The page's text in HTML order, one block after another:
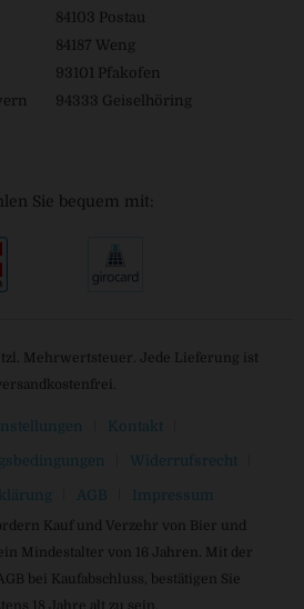
84103 Postau
84187 Weng
93101 Pfakofen
94333 Geiselhöring
Sie bequem mit:
Mehrwertsteuer. Jede Lieferung ist
Kontakt
Widerrufsrecht
AGB Impressum
Kauf und Verzehr von Bier und
Mindestalter von 16 Jahren. Mit der
bei Kaufabschluss, bestätigen Sie
18 Jahre alt zu sein.